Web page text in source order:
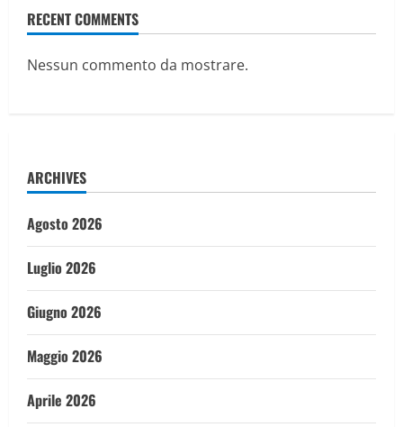
RECENT COMMENTS
Nessun commento da mostrare.
ARCHIVES
Agosto 2026
Luglio 2026
Giugno 2026
Maggio 2026
Aprile 2026